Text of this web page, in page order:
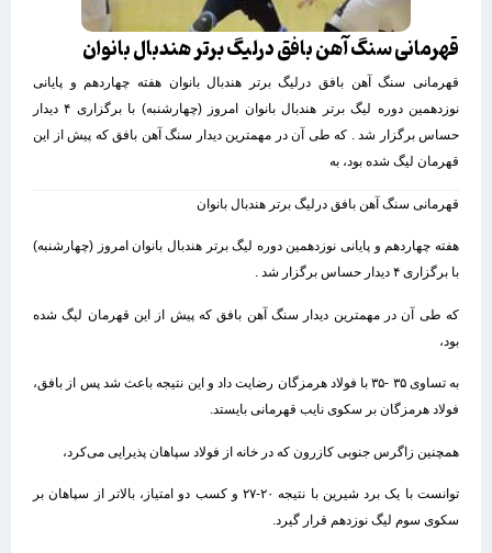
قهرمانی سنگ آهن بافق درلیگ برتر هندبال بانوان
قهرمانی سنگ آهن بافق درلیگ برتر هندبال بانوان هفته چهاردهم و پایانی
نوزدهمین دوره لیگ برتر هندبال بانوان امروز (چهارشنبه) با برگزاری ۴ دیدار
حساس برگزار شد . که طی آن در مهمترین دیدار سنگ آهن بافق که پیش از این
قهرمان لیگ شده بود، به
قهرمانی سنگ آهن بافق درلیگ برتر هندبال بانوان
هفته چهاردهم و پایانی نوزدهمین دوره لیگ برتر هندبال بانوان امروز (چهارشنبه)
با برگزاری ۴ دیدار حساس برگزار شد .
که طی آن در مهمترین دیدار سنگ آهن بافق که پیش از این قهرمان لیگ شده
بود،
به تساوی ۳۵ -۳۵ با فولاد هرمزگان رضایت داد و این نتیجه باعث شد پس از بافق،
فولاد هرمزگان بر سکوی نایب قهرمانی بایستد.
همچنین زاگرس جنوبی کازرون که در خانه از فولاد سپاهان پذیرایی می‌کرد،
توانست با یک برد شیرین با نتیجه ۲۰-۲۷ و کسب دو امتیاز، بالاتر از سپاهان بر
سکوی سوم لیگ نوزدهم قرار گیرد.